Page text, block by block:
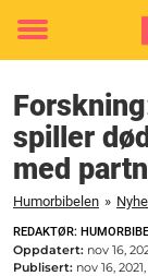
Toggle
spiller
med
Humorbibelen »
REDAKTØR:
Oppdatert: nov 16,
Publisert: nov 16,